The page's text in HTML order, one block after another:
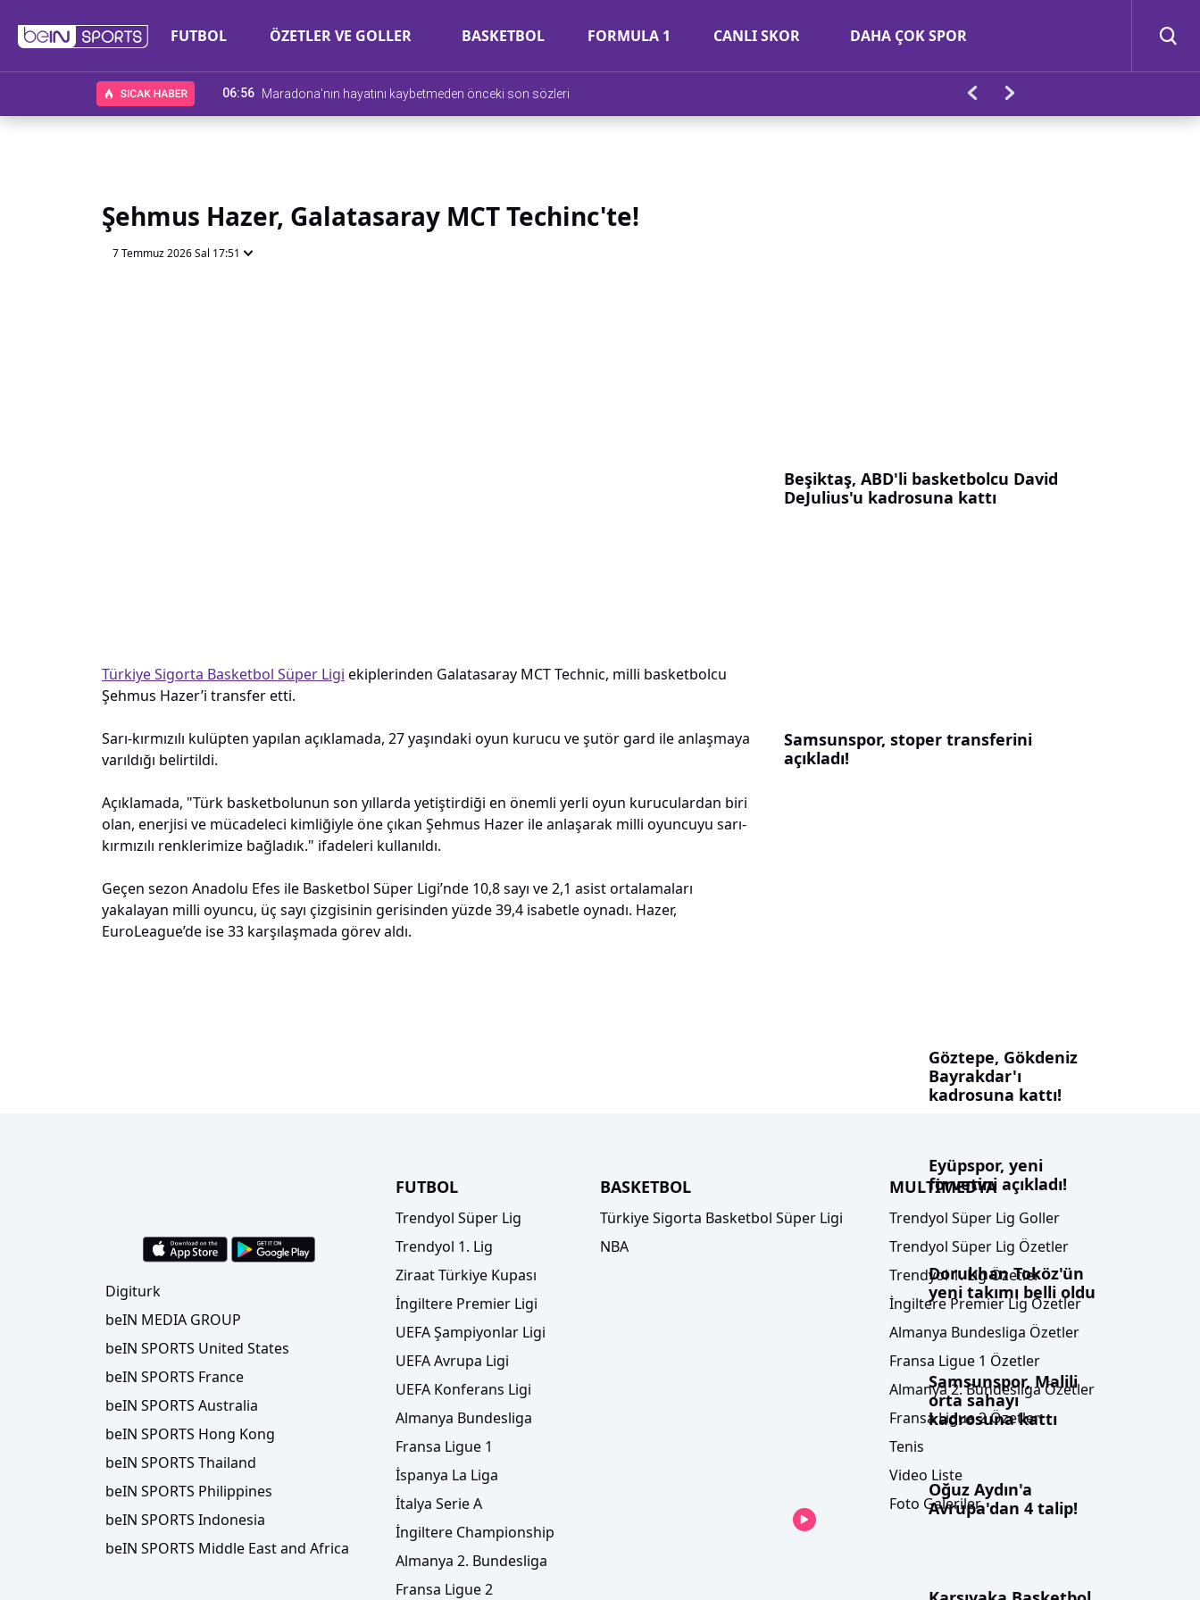
FUTBOL ÖZETLER VE GOLLER BASKETBOL FORMULA 1 CANLI SKOR DAHA ÇOK SPOR
06:56 Maradona'nın hayatını kaybetmeden önceki son sözleri
Şehmus Hazer, Galatasaray MCT Techinc'te!
7 Temmuz 2026 Sal 17:51
Türkiye Sigorta Basketbol Süper Ligi ekiplerinden Galatasaray MCT Technic, milli basketbolcu
Şehmus Hazer’i transfer etti.
Sarı-kırmızılı kulüpten yapılan açıklamada, 27 yaşındaki oyun kurucu ve şutör gard ile anlaşmaya
varıldığı belirtildi.
Açıklamada, "Türk basketbolunun son yıllarda yetiştirdiği en önemli yerli oyun kuruculardan biri
olan, enerjisi ve mücadeleci kimliğiyle öne çıkan Şehmus Hazer ile anlaşarak milli oyuncuyu sarı-
kırmızılı renklerimize bağladık." ifadeleri kullanıldı.
Geçen sezon Anadolu Efes ile Basketbol Süper Ligi’nde 10,8 sayı ve 2,1 asist ortalamaları
yakalayan milli oyuncu, üç sayı çizgisinin gerisinden yüzde 39,4 isabetle oynadı. Hazer,
EuroLeague’de ise 33 karşılaşmada görev aldı.
Beşiktaş, ABD'li basketbolcu David
DeJulius'u kadrosuna kattı
Samsunspor, stoper transferini
açıkladı!
Göztepe, Gökdeniz
Bayrakdar'ı
kadrosuna kattı!
Eyüpspor, yeni
forvetini açıkladı!
Dorukhan Toköz'ün
yeni takımı belli oldu
Samsunspor, Malili
orta sahayı
kadrosuna kattı
Oğuz Aydın'a
Avrupa'dan 4 talip!
Digiturk
beIN MEDIA GROUP
beIN SPORTS United States
beIN SPORTS France
beIN SPORTS Australia
beIN SPORTS Hong Kong
beIN SPORTS Thailand
beIN SPORTS Philippines
beIN SPORTS Indonesia
beIN SPORTS Middle East and Africa
FUTBOL
Trendyol Süper Lig
Trendyol 1. Lig
Ziraat Türkiye Kupası
İngiltere Premier Ligi
UEFA Şampiyonlar Ligi
UEFA Avrupa Ligi
UEFA Konferans Ligi
Almanya Bundesliga
Fransa Ligue 1
İspanya La Liga
İtalya Serie A
İngiltere Championship
Almanya 2. Bundesliga
Fransa Ligue 2
BASKETBOL
Türkiye Sigorta Basketbol Süper Ligi
NBA
MULTİMEDYA
Trendyol Süper Lig Goller
Trendyol Süper Lig Özetler
Trendyol 1. Lig Özetler
İngiltere Premier Lig Özetler
Almanya Bundesliga Özetler
Fransa Ligue 1 Özetler
Almanya 2. Bundesliga Özetler
Fransa Ligue 2 Özetler
Tenis
Video Liste
Foto Galeriler